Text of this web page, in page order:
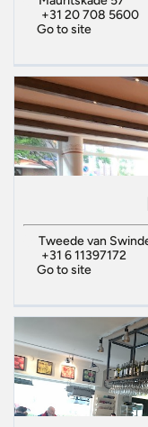
+31 20 708 5600
Go to site
Tweede van
+31 6 11397172
Go to site